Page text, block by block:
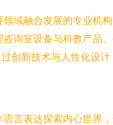
域融合发展的专业机
询室设备与科教产品
创新技术与人性化设计
语言表达探索内心世界